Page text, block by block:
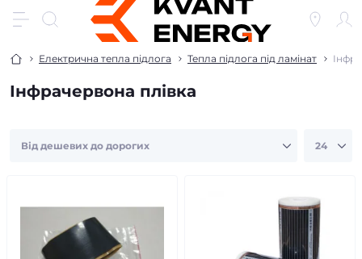
Електрична тепла підлога Тепла підлога під ламінат
Інфрачервона плівка